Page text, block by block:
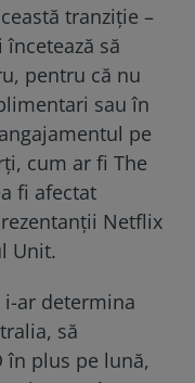
tranziție –
să
pentru că nu
sau în
pe
cum ar fi The
fi afectat
Netflix
Unit.
i-ar determina
să
în plus pe lună,